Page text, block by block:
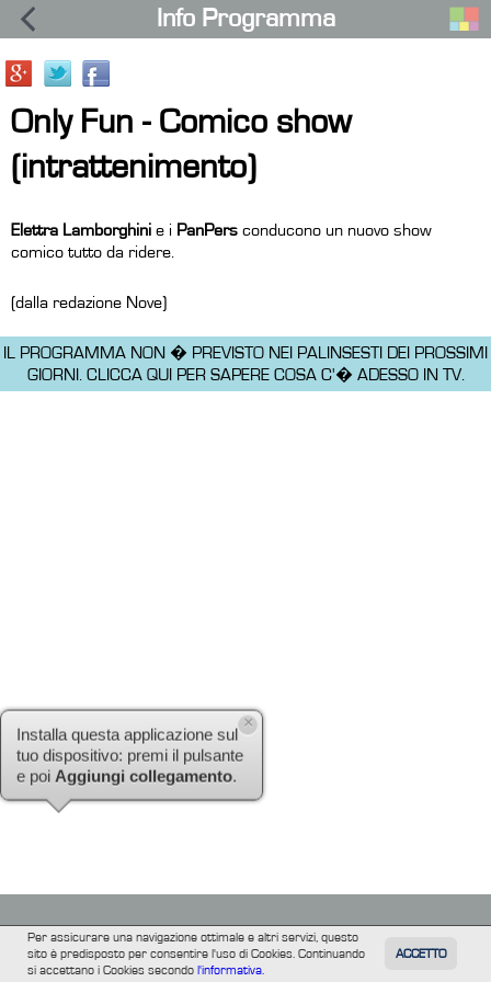
TUTTI FILM
Per assicurare una navigazione ottimale e altri servizi, questo
sito è predisposto per consentire l'uso di Cookies. Continuando
si accettano i Cookies secondol'informativa.
ACCETTO
Info Programma
Only Fun - Comico show
(intrattenimento)
Elettra Lamborghini e i PanPers conducono un nuovo show
comico tutto da ridere.
(dalla redazione Nove)
IL PROGRAMMA NON � PREVISTO NEI PALINSESTI DEI PROSSIMI
GIORNI. CLICCA QUI PER SAPERE COSA C'� ADESSO IN TV.
Installa questa applicazione sul
tuo dispositivo: premi il pulsante
Aggiungi collegamento